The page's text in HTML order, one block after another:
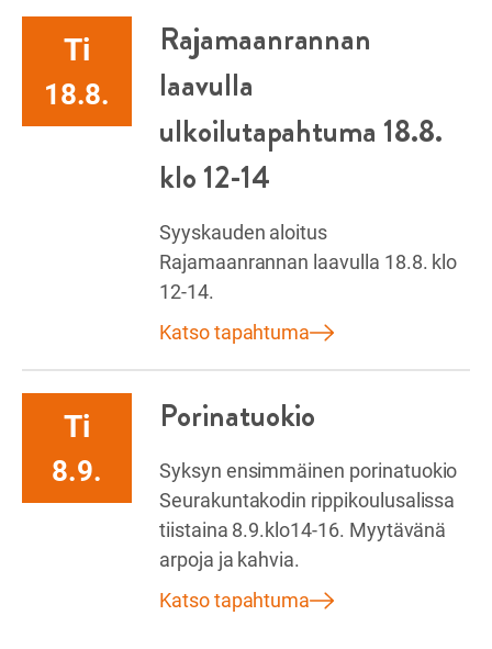
Ti
18.8.
Rajamaanrannan
laavulla
ulkoilutapahtuma 18.8.
klo 12-14
Syyskauden aloitus
Rajamaanrannan laavulla 18.8. klo
12-14.
Katso tapahtuma
Ti
8.9.
Porinatuokio
Syksyn ensimmäinen porinatuokio
Seurakuntakodin rippikoulusalissa
tiistaina 8.9.klo14-16. Myytävänä
arpoja ja kahvia.
Katso tapahtuma